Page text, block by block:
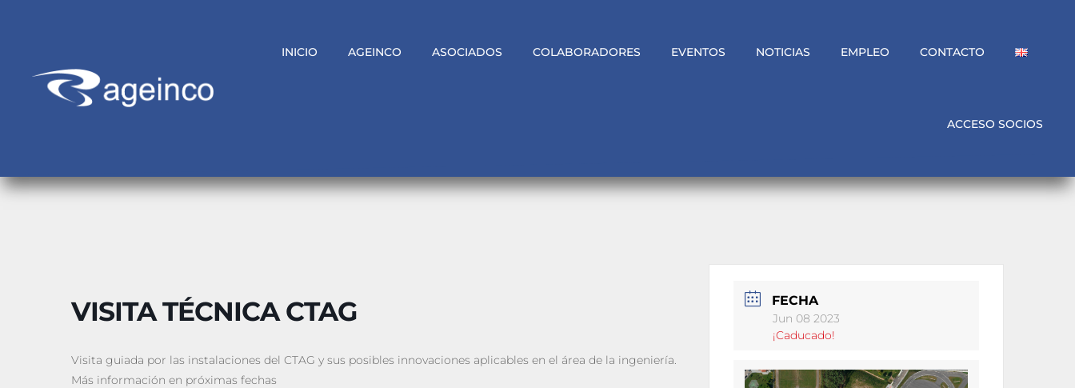
INICIO AGEINCO ASOCIADOS COLABORADORES EVENTOS NOTICIAS EMPLEO CONTACTO
ACCESO SOCIOS
VISITA TÉCNICA CTAG
Visita guiada por las instalaciones del CTAG y sus posibles innovaciones aplicables en el área de la ingeniería.
Más información en próximas fechas
FECHA
Jun 08 2023
¡Caducado!